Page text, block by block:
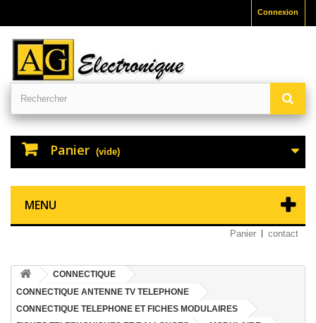
Connexion
Panier (vide)
MENU
Panier contact
CONNECTIQUE
CONNECTIQUE ANTENNE TV TELEPHONE
CONNECTIQUE TELEPHONE ET FICHES MODULAIRES